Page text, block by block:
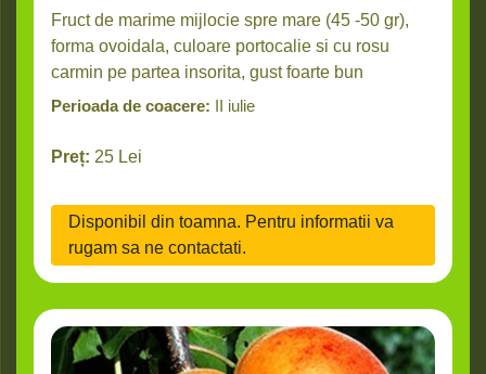
Fruct de marime mijlocie spre mare (45 -50 gr),
forma ovoidala, culoare portocalie si cu rosu
carmin pe partea insorita, gust foarte bun
Perioada de coacere: II iulie
Preț: 25 Lei
Disponibil din toamna. Pentru informatii va
rugam sa ne contactati.